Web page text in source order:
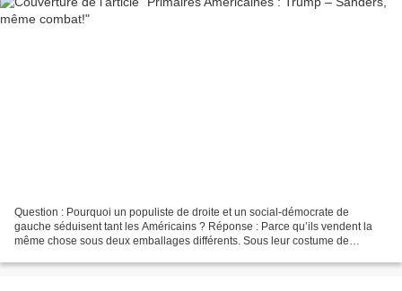
Question : Pourquoi un populiste de droite et un social-démocrate de
gauche séduisent tant les Américains ? Réponse : Parce qu’ils vendent la
même chose sous deux emballages différents. Sous leur costume de